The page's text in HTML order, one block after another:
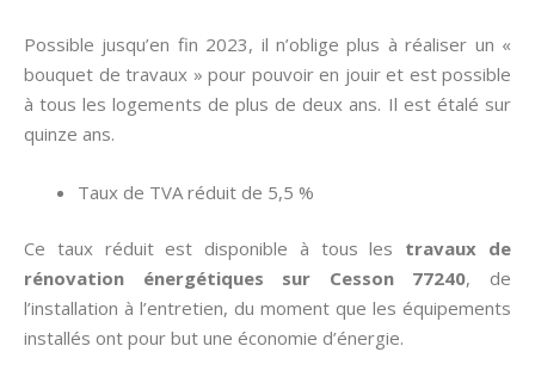
Possible jusqu’en fin 2023, il n’oblige plus à réaliser un «
bouquet de travaux » pour pouvoir en jouir et est possible
à tous les logements de plus de deux ans. Il est étalé sur
quinze ans.
Taux de TVA réduit de 5,5 %
Ce taux réduit est disponible à tous les travaux de
rénovation énergétiques sur Cesson 77240, de
l’installation à l’entretien, du moment que les équipements
installés ont pour but une économie d’énergie.